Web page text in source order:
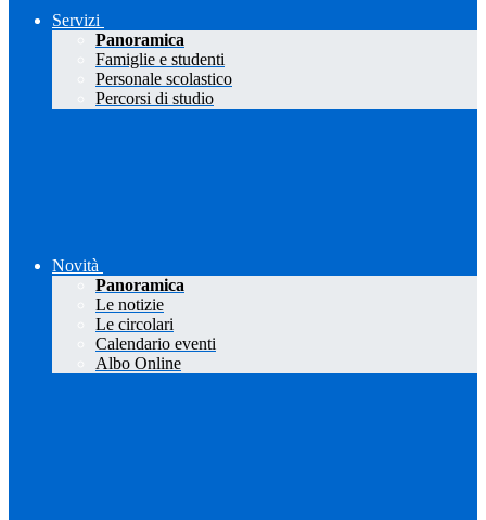
Servizi
Panoramica
Famiglie e studenti
Personale scolastico
Percorsi di studio
Novità
Panoramica
Le notizie
Le circolari
Calendario eventi
Albo Online